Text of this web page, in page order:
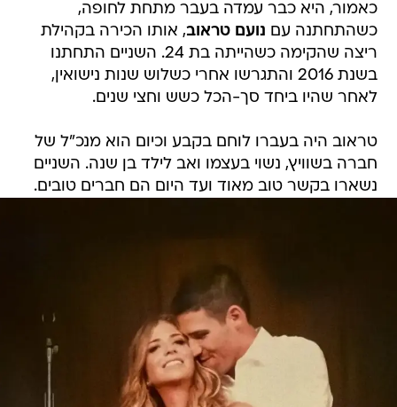
כאמור, היא כבר עמדה בעבר מתחת לחופה,
כשהתחתנה עם נועם טראוב, אותו הכירה בקהילת
ריצה שהקימה כשהייתה בת 24. השניים התחתנו
בשנת 2016 והתגרשו אחרי כשלוש שנות נישואין,
לאחר שהיו ביחד סך-הכל כשש וחצי שנים.
טראוב היה בעברו לוחם בקבע וכיום הוא מנכ"ל של
חברה בשוויץ, נשוי בעצמו ואב לילד בן שנה. השניים
נשארו בקשר טוב מאוד ועד היום הם חברים טובים.